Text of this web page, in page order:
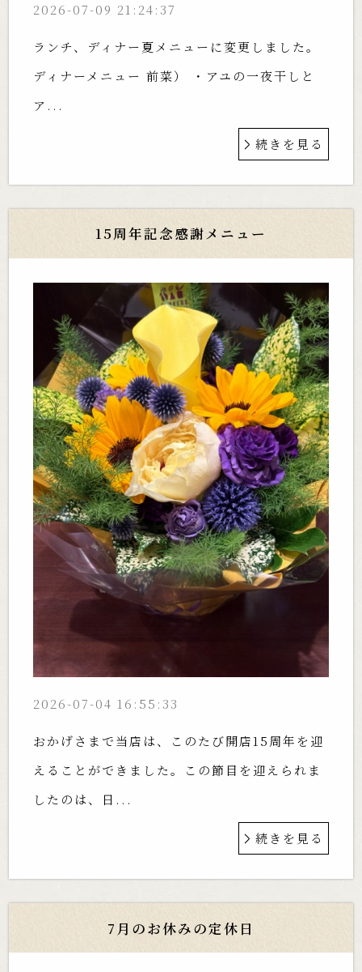
2026-07-09 21:24:37
ランチ、ディナー夏メニューに変更しました。
ディナーメニュー 前菜） ・アユの一夜干しと
ア...
続きを見る
15周年記念感謝メニュー
2026-07-04 16:55:33
おかげさまで当店は、このたび開店15周年を迎
えることができました。この節目を迎えられま
したのは、日...
続きを見る
7月のお休みの定休日